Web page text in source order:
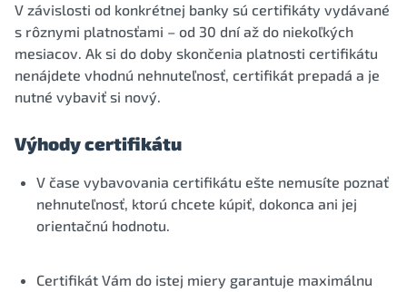
V závislosti od konkrétnej banky sú certifikáty vydávané
s rôznymi platnosťami – od 30 dní až do niekoľkých
mesiacov. Ak si do doby skončenia platnosti certifikátu
nenájdete vhodnú nehnuteľnosť, certifikát prepadá a je
nutné vybaviť si nový.
Výhody certifikátu
V čase vybavovania certifikátu ešte nemusíte poznať
nehnuteľnosť, ktorú chcete kúpiť, dokonca ani jej
orientačnú hodnotu.
Certifikát Vám do istej miery garantuje maximálnu